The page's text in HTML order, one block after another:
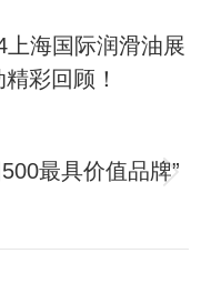
海国际润滑油展
彩回顾！
最具价值品牌”